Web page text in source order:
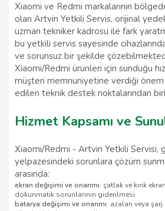
Xiaomi ve Redmi markalarının
olan Artvin Yetkili Servis, orijinal
uzman tekniker kadrosu ile fark
bu yetkili servis sayesinde
ve sorunsuz bir şekilde
Xiaomi/Redmi ürünleri için sunduğu
müşteri memnuniyetine verdiği
edilen teknik destek noktalarından
Hizmet Kapsamı ve
Xiaomi/Redmi - Artvin Yetkili Servisi,
yelpazesindeki sorunlara çözüm
arasında:
ekran değişimi ve onarımı: çatlak ve kırık
dokunmatik sorunlarının giderilmesi
batarya değişimi ve onarımı: azalan veya